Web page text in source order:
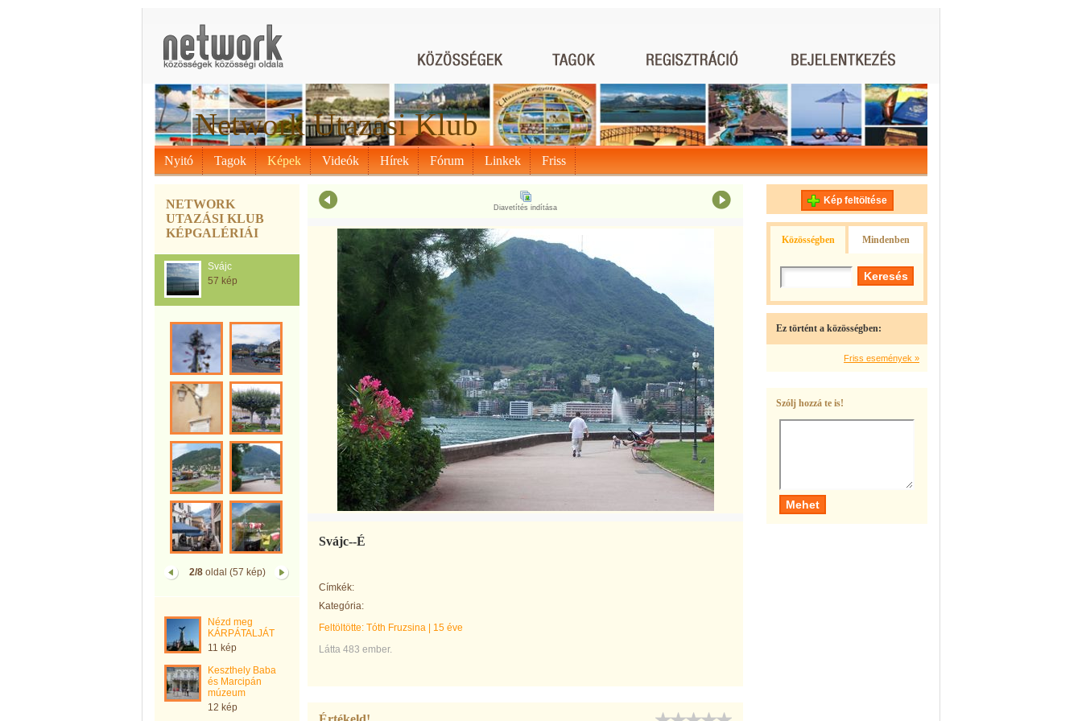
Network Utazási Klub
Nyitó Tagok Képek Videók Hírek Fórum Linkek Friss
NETWORK
UTAZÁSI KLUB
KÉPGALÉRIÁI
Svájc
57 kép
2/8oldal (57 kép)
Nézd meg
KÁRPÁTALJÁT
11 kép
Keszthely Baba
és Marcipán
múzeum
12 kép
Diavetítés indítása
Svájc--É
Címkék:
Kategória:
Feltöltötte: Tóth Fruzsina
15 éve
Látta 483 ember.
Kép feltöltése
Közösségben Mindenben
Ez történt a közösségben:
Friss események »
Szólj hozzá te is!